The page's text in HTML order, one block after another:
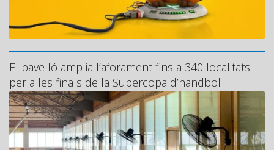
El pavelló amplia l’aforament fins a 340 localitats
per a les finals de la Supercopa d’handbol